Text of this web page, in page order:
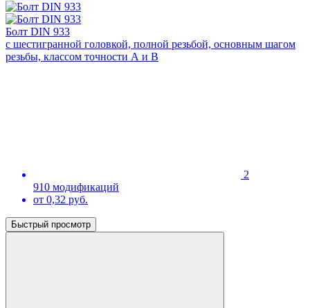
Болт DIN 933
с шестигранной головкой, полной резьбой, основным шагом
резьбы, классом точности А и В
2
910 модификаций
от 0,32 руб.
Быстрый просмотр